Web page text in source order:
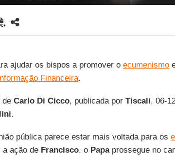
ajudar os bispos a promover o ecumenismo
Financeira.
de Carlo Di Cicco, publicada por Tiscali, 06-
.
pública parece estar mais voltada para os
a ação de Francisco, o Papaprossegue no